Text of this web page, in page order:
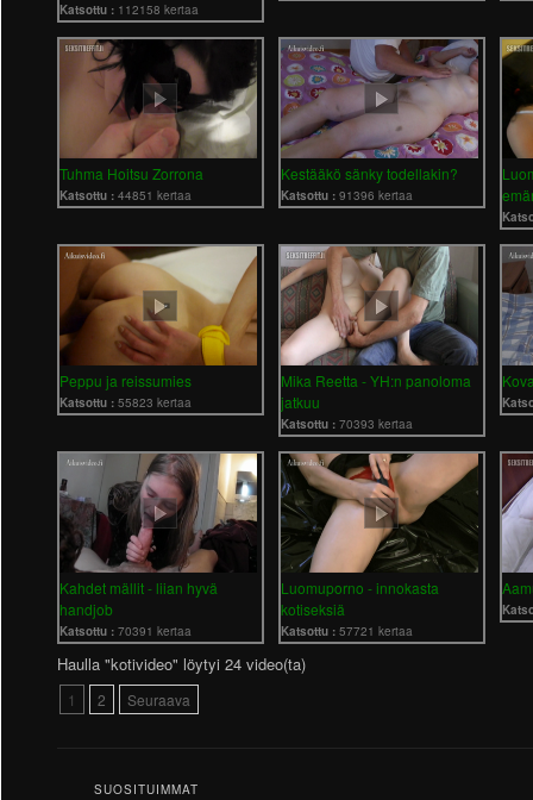
Katsottu : 112158 kertaa
Tuhma Hoitsu Zorrona
Katsottu :44851 kertaa
Kestääkö sänky todellakin?
Katsottu :91396 kertaa
Peppu ja reissumies
Katsottu :55823 kertaa
Mika Reetta - YH:n panoloma
jatkuu
Katsottu :70393 kertaa
Kahdet mällit - liian hyvä
handjob
Katsottu :70391 kertaa
Luomuporno - innokasta
kotiseksiä
Katsottu :57721 kertaa
Haulla "kotivideo" löytyi 24 video(ta)
1 2 Seuraava
SUOSITUIMMAT